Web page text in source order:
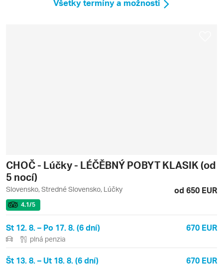
Všetky termíny a možnosti
CHOČ - Lúčky - LÉČĚBNÝ POBYT KLASIK (od
5 nocí)
Slovensko, Stredné Slovensko, Lúčky od 650 EUR
4.1/5
St 12. 8. – Po 17. 8. (6 dní) 670 EUR
plná penzia
Št 13. 8. – Ut 18. 8. (6 dní) 670 EUR